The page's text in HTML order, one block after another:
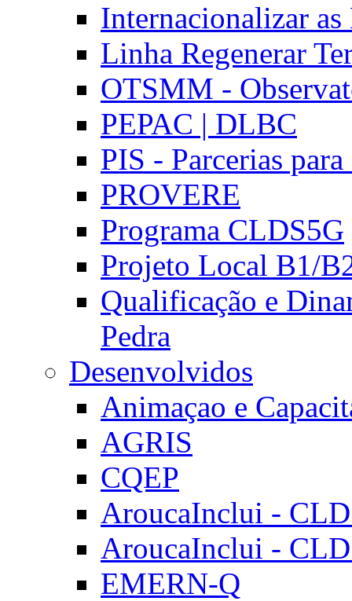
Internacionalizar
Linha Regenerar
OTSMM -
PEPAC | DLBC
PIS - Parcerias
PROVERE
Programa CLDS5G
Projeto Local B1/
Qualificação e
Pedra
Desenvolvidos
Animaçao e
AGRIS
CQEP
AroucaInclui -
AroucaInclui -
EMERN-Q